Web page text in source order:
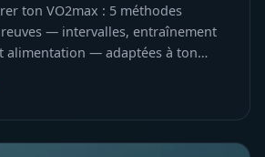
ton VO2max : 5 méthodes
— intervalles, entraînement
alimentation — adaptées à ton